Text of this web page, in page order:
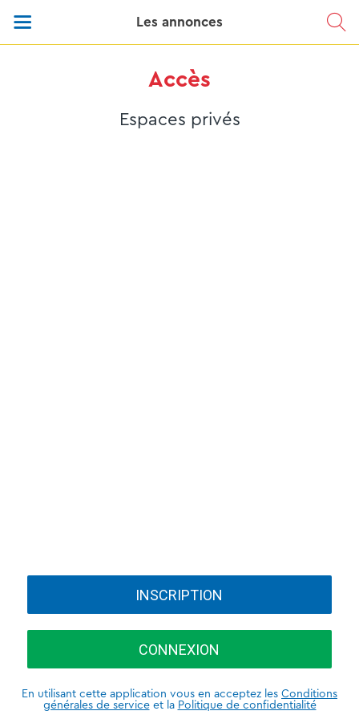
Les annonces
Accès
Espaces privés
INSCRIPTION
CONNEXION
En utilisant cette application vous en acceptez les Conditions
générales de serviceet la Politique de confidentialité